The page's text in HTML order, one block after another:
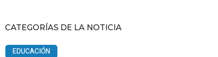
CATEGORÍAS DE LA NOTICIA
EDUCACIÓN